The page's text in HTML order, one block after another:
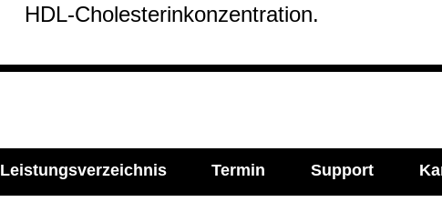
Leistungsverzeichnis Termin Support
HDL-​Cho­le­ste­r­inkon­zen­tra­tion.